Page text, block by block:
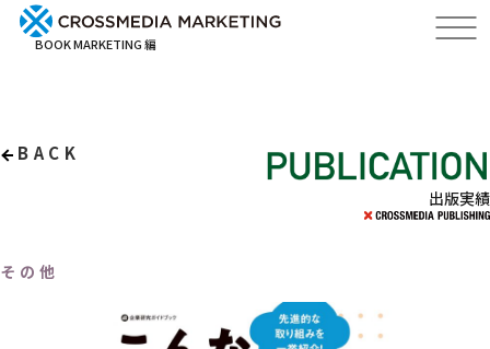
BOOK MARKETING 編
BACK
出版実績
その他